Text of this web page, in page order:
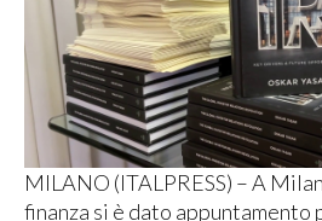
MILANO (ITALPRESS) – A
finanza si è dato appuntamento